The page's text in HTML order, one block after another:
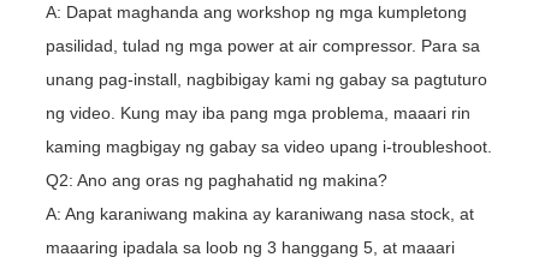
A: Dapat maghanda ang workshop ng mga kumpletong
pasilidad, tulad ng mga power at air compressor. Para sa
unang pag-install, nagbibigay kami ng gabay sa pagtuturo
ng video. Kung may iba pang mga problema, maaari rin
kaming magbigay ng gabay sa video upang i-troubleshoot.
Q2: Ano ang oras ng paghahatid ng makina?
A: Ang karaniwang makina ay karaniwang nasa stock, at
maaaring ipadala sa loob ng 3 hanggang 5, at maaari